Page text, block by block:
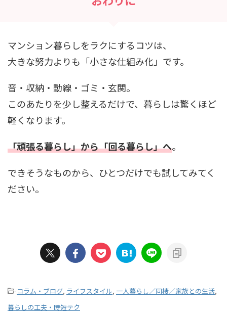
マンション暮らしをラクにするコツは、
大きな努力よりも「小さな仕組み化」です。
音・収納・動線・ゴミ・玄関。
このあたりを少し整えるだけで、暮らしは驚くほど
軽くなります。
「頑張る暮らし」から「回る暮らし」へ。
できそうなものから、ひとつだけでも試してみてく
ださい。
-コラム・ブログ, ライフスタイル, 一人暮らし／同棲／家族との生活,
暮らしの工夫・時短テク